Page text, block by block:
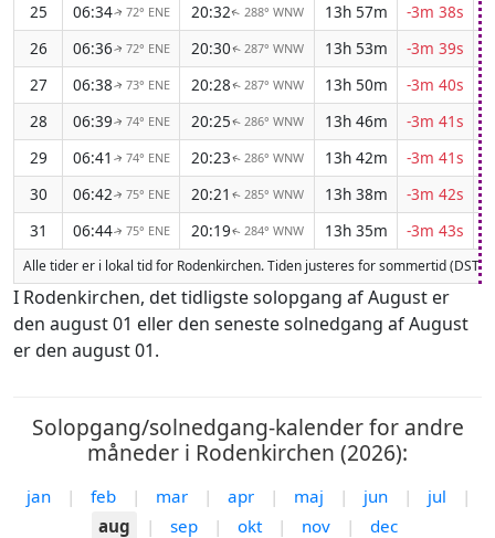
25
06:34↑ 72° ENE 20:32↑ 288° WNW 13h 57m
-3m 38s
26
06:36↑ 72° ENE 20:30↑ 287° WNW 13h 53m
-3m 39s
27
06:38↑ 73° ENE 20:28↑ 287° WNW 13h 50m
-3m 40s
28
06:39↑ 74° ENE 20:25↑ 286° WNW 13h 46m
-3m 41s
29
06:41 ↑ 74° ENE 20:23↑ 286° WNW 13h 42m
-3m 41s
30
06:42↑ 75° ENE 20:21 ↑ 285° WNW 13h 38m
-3m 42s
31
06:44↑ 75° ENE 20:19↑ 284° WNW 13h 35m -3m 43s
Alle tider er i lokal tid for Rodenkirchen. Tiden justeres for sommertid
I Rodenkirchen, det tidligste solopgang af August er
den august 01 eller den seneste solnedgang af August
er den august 01.
Solopgang/solnedgang-kalender for andre
måneder i Rodenkirchen (2026):
jan | feb | mar | apr | maj | jun | jul
|
aug
| sep | okt | nov | dec